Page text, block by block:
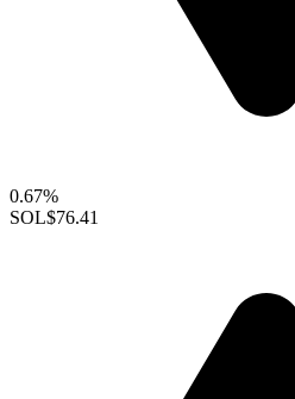
0.67%
SOL$76.41